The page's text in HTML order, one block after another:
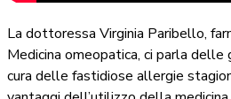
La dottoressa Virginia Paribello,
Medicina omeopatica, ci parla delle
cura delle fastidiose allergie